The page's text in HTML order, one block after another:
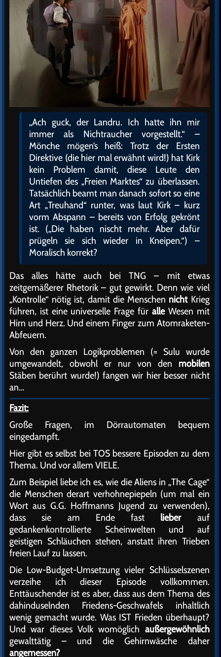
„Ach guck, der Landru. Ich hatte ihn mir
immer als Nichtraucher vorgestellt.“ –
Mönche mögen’s heiß: Trotz der Ersten
Direktive (die hier mal erwähnt wird!) hat Kirk
kein Problem damit, diese Leute den
Untiefen des „Freien Marktes“ zu überlassen.
Tatsächlich beamt man danach sofort so eine
Art „Treuhand“ runter, was laut Kirk – kurz
vorm Abspann – bereits von Erfolg gekrönt
ist. („Die haben nischt mehr. Aber dafür
prügeln sie sich wieder in Kneipen.“) –
Moralisch korrekt?
Das alles hätte auch bei TNG – mit etwas
zeitgemäßerer Rhetorik – gut gewirkt. Denn wie viel
„Kontrolle“ nötig ist, damit die Menschen nichtKrieg
führen, ist eine universelle Frage für alleWesen mit
Hirn und Herz. Und einem Finger zum Atomraketen-
Abfeuern.
Von den ganzen Logikproblemen (= Sulu wurde
umgewandelt, obwohl er nur von den mobilen
Stäben berührt wurde!) fangen wir hier besser nicht
an…
Fazit:
Große Fragen, im Dörrautomaten bequem
eingedampft.
Hier gibt es selbst bei TOS bessere Episoden zu dem
Thema. Und vor allem VIELE.
Zum Beispiel liebe ich es, wie die Aliens in „The Cage“
die Menschen derart verhohnepiepeln (um mal ein
Wort aus G.G. Hoffmanns Jugend zu verwenden),
dass sie am Ende fast lieberauf
gedankenkontrollierte Scheinwelten und auf
geistigen Schläuchen stehen, anstatt ihren Trieben
freien Lauf zu lassen.
Die Low-Budget-Umsetzung vieler Schlüsselszenen
verzeihe ich dieser Episode vollkommen.
Enttäuschender ist es aber, dass aus dem Thema des
dahinduselnden Friedens-Geschwafels inhaltlich
wenig gemacht wurde. Was IST Frieden überhaupt?
Und war dieses Volk womöglich außergewöhnlich
gewalttätig – und die Gehirnwäsche daher
angemessen?